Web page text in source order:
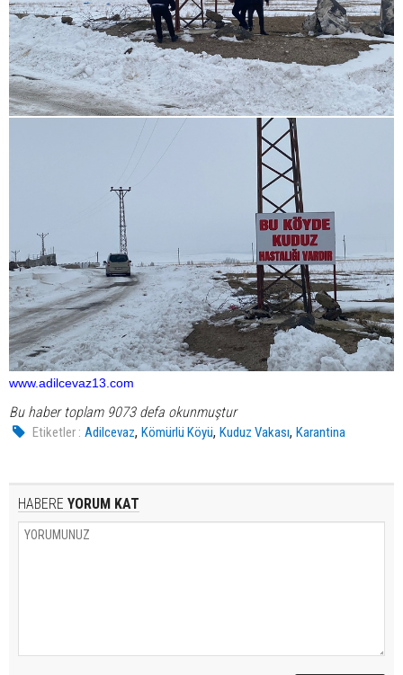
www.adilcevaz13.com
Bu haber toplam 9073 defa okunmuştur
Etiketler : Adilcevaz,Kömürlü Köyü,Kuduz Vakası,Karantina
HABERE YORUM KAT